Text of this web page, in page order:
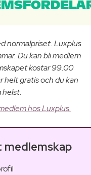
normalpriset. Luxplus
Du kan bli medlem
kostar 99.00
helt gratis och du kan
helst.
hos Luxplus.
medlemskap